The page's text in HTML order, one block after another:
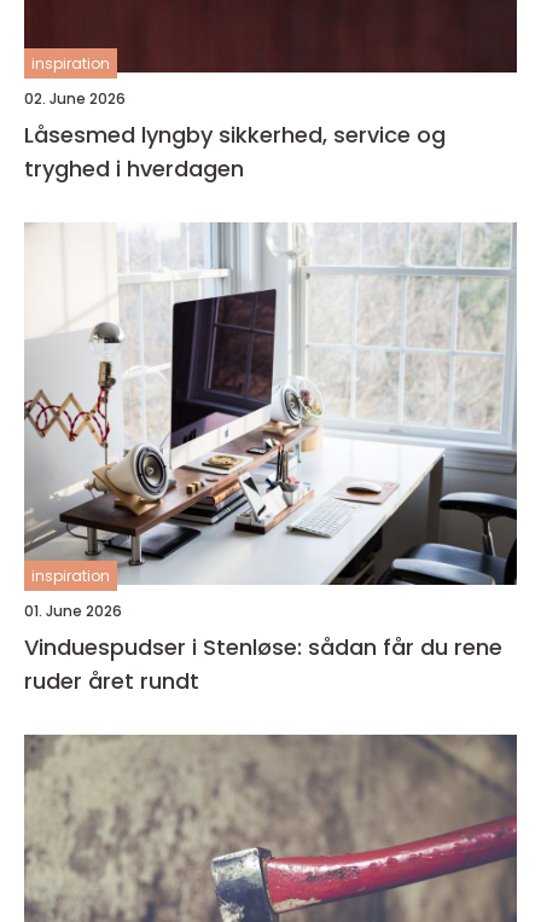
inspiration
02. June 2026
Låsesmed lyngby sikkerhed, service og
tryghed i hverdagen
inspiration
01. June 2026
Vinduespudser i Stenløse: sådan får du rene
ruder året rundt